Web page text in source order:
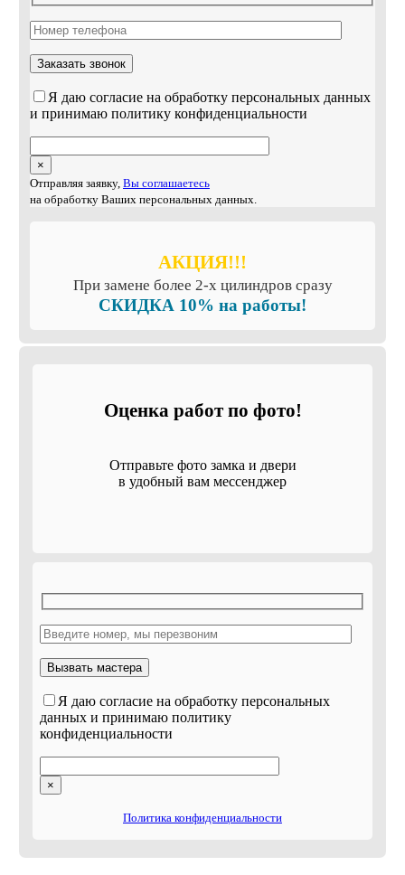
Я даю согласие на обработку персональных данных
и принимаю политику конфиденциальности
×
Отправляя заявку, Вы соглашаетесь
на обработку Ваших персональных данных.
АКЦИЯ!!!
При замене более 2-х цилиндров сразу
СКИДКА 10% на работы!
Оценка работ по фото!
Отправьте фото замка и двери
в удобный вам мессенджер
Я даю согласие на обработку персональных
данных и принимаю политику
конфиденциальности
×
Политика конфиденциальности